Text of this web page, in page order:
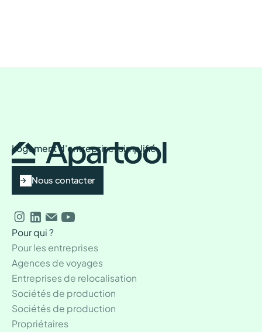
Logement d'entreprise, simplifié
Nous contacter
Pour qui ?
Pour les entreprises
Agences de voyages
Entreprises de relocalisation
Sociétés de production
Sociétés de production
Propriétaires